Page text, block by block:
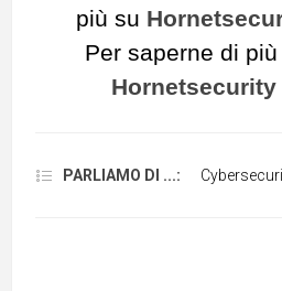
più su
Per saperne di
Hornetsecurity
PARLIAMO DI ...: